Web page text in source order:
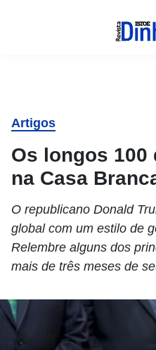
Artigos
Os longos 100
na Casa
O republicano Donald
global com um estilo de
Relembre alguns dos
mais de três meses de